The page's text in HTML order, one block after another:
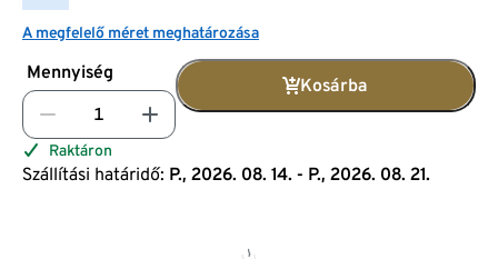
A megfelelő méret meghatározása
Mennyiség
Kosárba
Raktáron
Szállítási határidő: P., 2026. 08. 14. - P., 2026. 08. 21.